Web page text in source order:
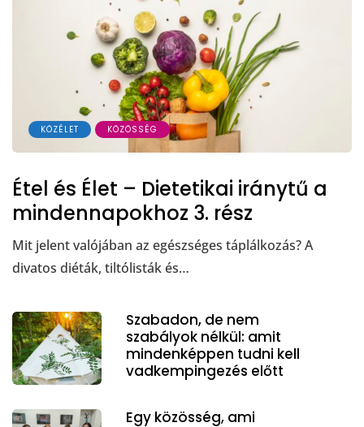
KÖZÉLET KÖZÖSSÉG
Étel és Élet – Dietetikai iránytű a
mindennapokhoz 3. rész
Mit jelent valójában az egészséges táplálkozás? A
divatos diéták, tiltólisták és…
Szabadon, de nem
szabályok nélkül: amit
mindenképpen tudni kell
vadkempingezés előtt
Egy közösség, ami